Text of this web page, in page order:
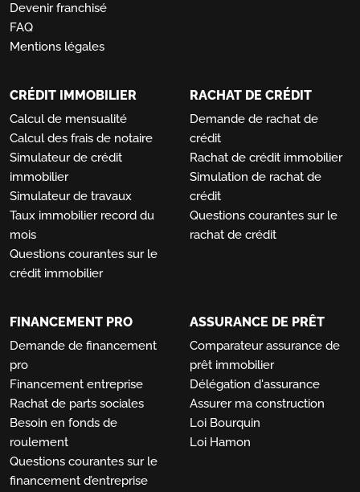
Devenir franchisé
FAQ
Mentions légales
CRÉDIT IMMOBILIER
Calcul de mensualité
Calcul des frais de notaire
Simulateur de crédit
immobilier
Simulateur de travaux
Taux immobilier record du
mois
Questions courantes sur le
crédit immobilier
RACHAT DE CRÉDIT
Demande de rachat de
crédit
Rachat de crédit immobilier
Simulation de rachat de
crédit
Questions courantes sur le
rachat de crédit
FINANCEMENT PRO
Demande de financement
pro
Financement entreprise
Rachat de parts sociales
Besoin en fonds de
roulement
Questions courantes sur le
financement d’entreprise
ASSURANCE DE PRÊT
Comparateur assurance de
prêt immobilier
Délégation d'assurance
Assurer ma construction
Loi Bourquin
Loi Hamon